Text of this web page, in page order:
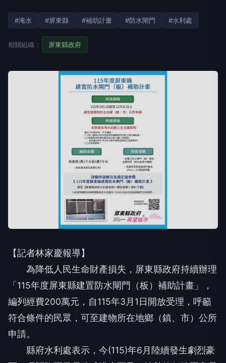
#淹水 #屏東縣 #補助計畫 #防水閘門 #水利處
相關組織： 屏東縣政府
【記者林家慶報導】
為降低人民生命財產損失，屏東縣政府持續辦理
「115年度屏東縣建置防水閘門（板）補助計畫」，
編列經費200萬元，自115年3月1日開放受理，呼籲
符合條件的民眾，可至建物所在地鄉（鎮、市）公所
申請。
縣府水利處表示，今(115)年6月陸續發生劇烈豪